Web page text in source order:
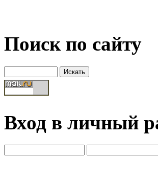
Поиск по сайту
Вход в личный